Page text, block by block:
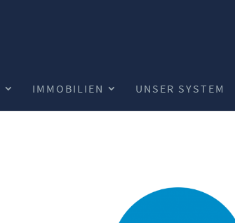
IMMOBILIEN UNSER SYSTEM